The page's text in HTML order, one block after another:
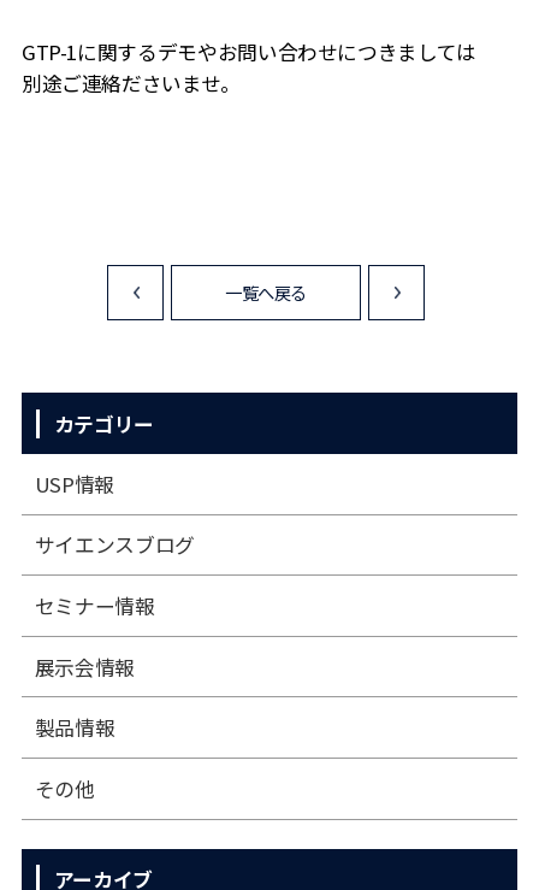
GTP-1に関するデモやお問い合わせにつきましては
別途ご連絡ださいませ。
<
一覧へ戻る
カテゴリー
USP情報
サイエンスブログ
セミナー情報
展⽰会情報
製品情報
その他
アーカイブ